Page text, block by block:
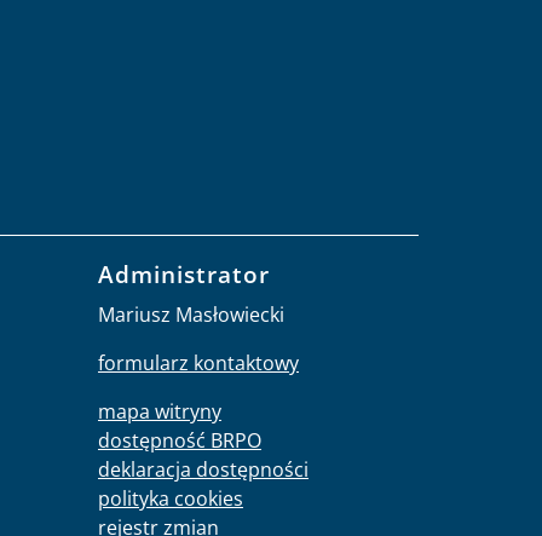
Administrator
Mariusz Masłowiecki
formularz kontaktowy
mapa witryny
dostępność BRPO
deklaracja dostępności
polityka cookies
rejestr zmian